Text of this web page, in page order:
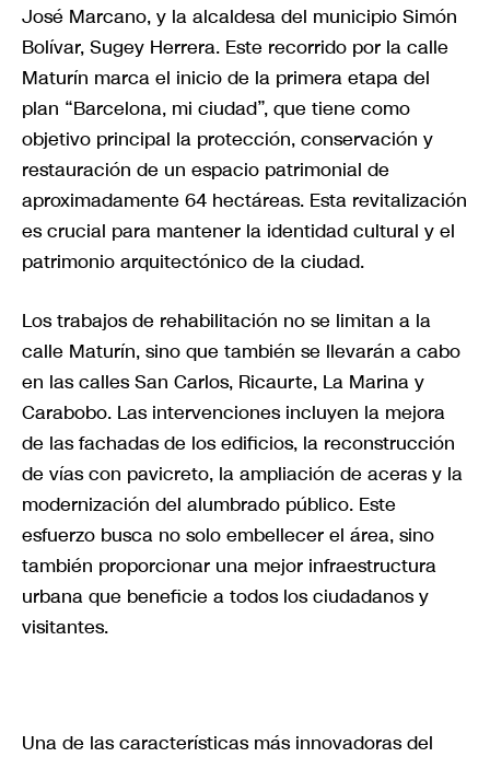
José Marcano, y la alcaldesa del municipio Simón
Bolívar, Sugey Herrera. Este recorrido por la calle
Maturín marca el inicio de la primera etapa del
plan “Barcelona, mi ciudad”, que tiene como
objetivo principal la protección, conservación y
restauración de un espacio patrimonial de
aproximadamente 64 hectáreas. Esta revitalización
es crucial para mantener la identidad cultural y el
patrimonio arquitectónico de la ciudad.
Los trabajos de rehabilitación no se limitan a la
calle Maturín, sino que también se llevarán a cabo
en las calles San Carlos, Ricaurte, La Marina y
Carabobo. Las intervenciones incluyen la mejora
de las fachadas de los edificios, la reconstrucción
de vías con pavicreto, la ampliación de aceras y la
modernización del alumbrado público. Este
esfuerzo busca no solo embellecer el área, sino
también proporcionar una mejor infraestructura
urbana que beneficie a todos los ciudadanos y
visitantes.
Una de las características más innovadoras del